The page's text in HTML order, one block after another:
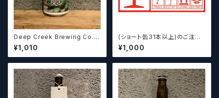
Deep Creek Brewing Co. L
upulin Effect ディープクリ
ーク ルプリン エフェクト
¥1,010
(ショート缶31本以上)のご注文
の場合いこちらをご購入くださ
い。 【クラフトビール】
¥1,000